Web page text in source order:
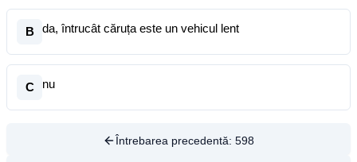
B da, întrucât căruța este un vehicul lent
C nu
Întrebarea precedentă: 598